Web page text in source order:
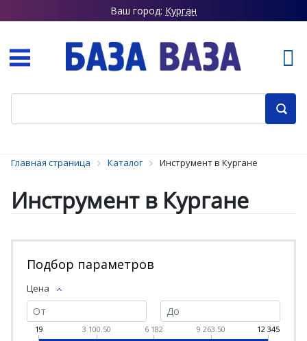
Ваш город: Курган
Главная страница Каталог Инструмент в Кургане
Инструмент в Кургане
Подбор параметров
Цена
19 3 100.50 6 182 9 263.50 12 345